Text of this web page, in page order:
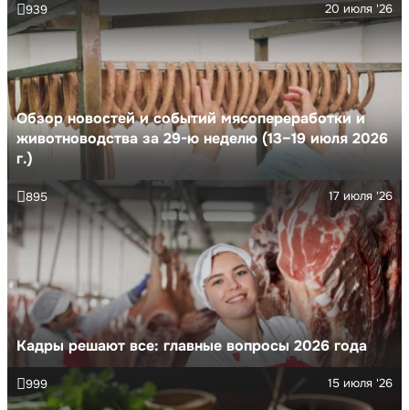
Обзор новостей и событий мясопереработки и
животноводства за 29-ю неделю (13–19 июля 2026
г.)
20 июля '26
939
Кадры решают все: главные вопросы 2026 года
17 июля '26
895
15 июля '26
999